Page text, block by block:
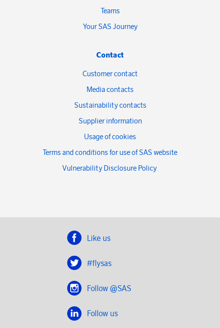
Teams
Your SAS Journey
Contact
Customer contact
Media contacts
Sustainability contacts
Supplier information
Usage of cookies
Terms and conditions for use of SAS website
Vulnerability Disclosure Policy
Like us
#flysas
Follow @SAS
Follow us